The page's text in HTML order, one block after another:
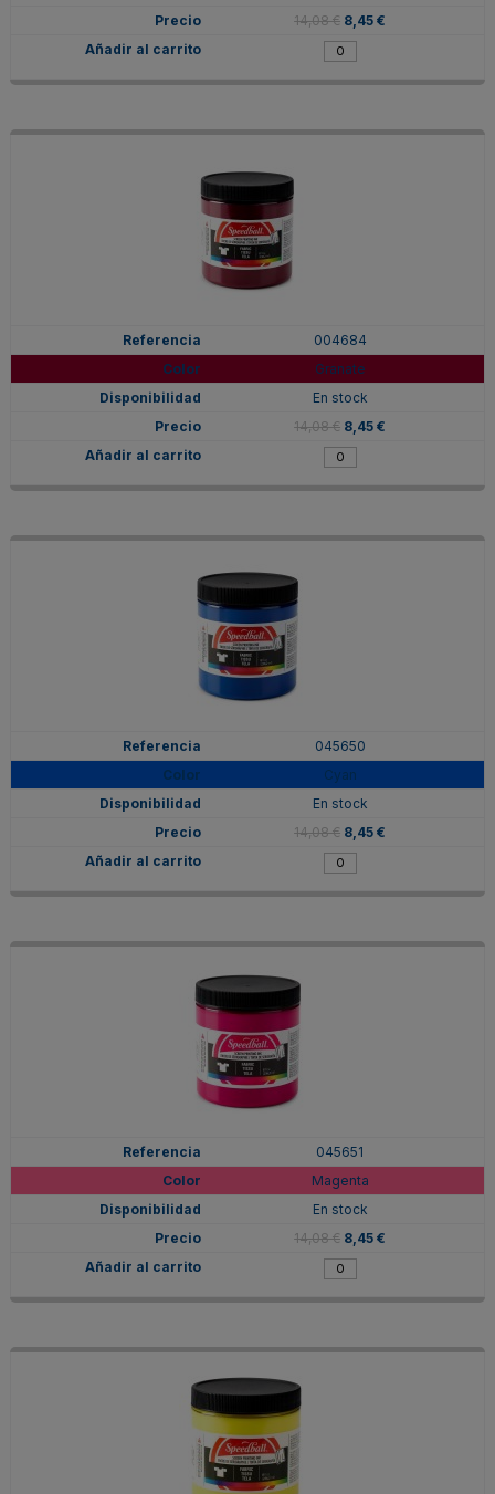
14,08 € 8,45 €
004684
Granate
En stock
14,08 € 8,45 €
045650
Cyan
En stock
14,08 € 8,45 €
045651
Magenta
En stock
14,08 € 8,45 €